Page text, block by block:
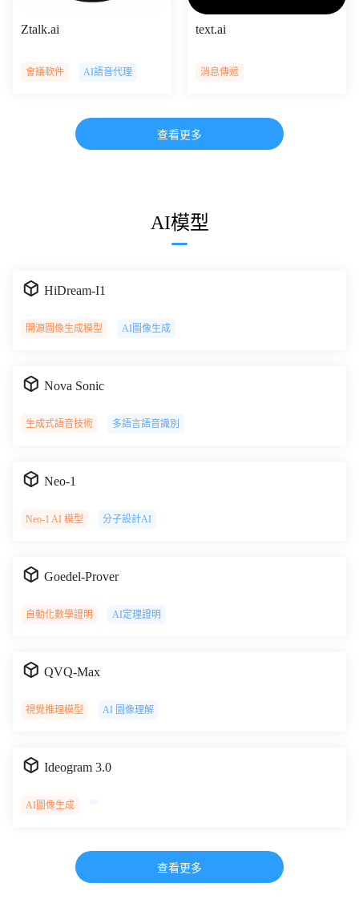
Ztalk.ai
會議軟件 AI語音代理
text.ai
消息傳遞
查看更多
AI模型
HiDream-I1
開源圖像生成模型 AI圖像生成
Nova Sonic
生成式語音技術 多語言語音識別
Neo-1
Neo-1 AI 模型 分子設計AI
Goedel-Prover
自動化數學證明 AI定理證明
QVQ-Max
視覺推理模型 AI 圖像理解
Ideogram 3.0
AI圖像生成
查看更多